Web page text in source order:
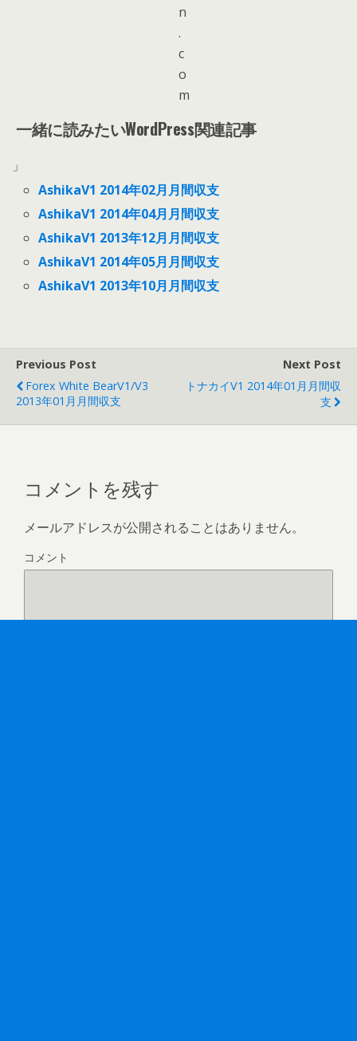
一緒に読みたいWordPress関連記事
」
AshikaV1 2014年02月月間収支
AshikaV1 2014年04月月間収支
AshikaV1 2013年12月月間収支
AshikaV1 2014年05月月間収支
AshikaV1 2013年10月月間収支
Previous Post
Forex White BearV1/V3
2013年01月月間収支
Next Post
トナカイV1 2014年01月月間収
支
コメントを残す
メールアドレスが公開されることはありません。
コメント